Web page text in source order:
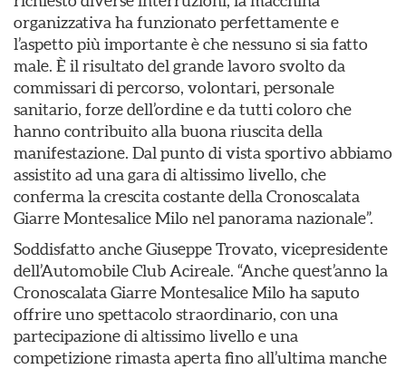
organizzativa ha funzionato perfettamente e
l’aspetto più importante è che nessuno si sia fatto
male. È il risultato del grande lavoro svolto da
commissari di percorso, volontari, personale
sanitario, forze dell’ordine e da tutti coloro che
hanno contribuito alla buona riuscita della
manifestazione. Dal punto di vista sportivo abbiamo
assistito ad una gara di altissimo livello, che
conferma la crescita costante della Cronoscalata
Giarre Montesalice Milo nel panorama nazionale”.
Soddisfatto anche Giuseppe Trovato, vicepresidente
dell’Automobile Club Acireale. “Anche quest’anno la
Cronoscalata Giarre Montesalice Milo ha saputo
offrire uno spettacolo straordinario, con una
partecipazione di altissimo livello e una
competizione rimasta aperta fino all’ultima manche